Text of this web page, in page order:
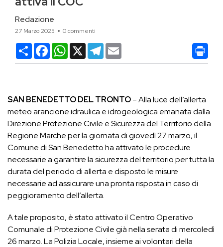
Redazione
27 Marzo 2025 0 commenti
CondividiFacebookWhatsApp
X Telegram
SAN BENEDETTO DEL TRONTO– Alla luce dell’allerta
meteo arancione idraulica e idrogeologica emanata dalla
Direzione Protezione Civile e Sicurezza del Territorio della
Regione Marche per la giornata di giovedì 27 marzo, il
Comune di San Benedetto ha attivato le procedure
necessarie a garantire la sicurezza del territorio per tutta la
durata del periodo di allerta e disposto le misure
necessarie ad assicurare una pronta risposta in caso di
peggioramento dell’allerta.
A tale proposito, è stato attivato il Centro Operativo
Comunale di Protezione Civile già nella serata di mercoledì
26 marzo. La Polizia Locale, insieme ai volontari della